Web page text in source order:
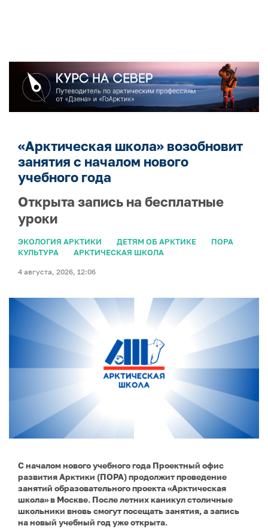
«Арктическая школа» возобновит
занятия с началом нового
учебного года
Открыта запись на бесплатные
уроки
ЭКОЛОГИЯ АРКТИКИ ДЕТЯМ ОБ АРКТИКЕ
ПОРА
КУЛЬТУРА
АРКТИЧЕСКАЯ ШКОЛА
4 августа, 2026, 12:06
С началом нового учебного года Проектный офис
развития Арктики (ПОРА) продолжит проведение
занятий образовательного проекта «Арктическая
школа» в Москве. После летних каникул столичные
школьники вновь смогут посещать занятия, а запись
на новый учебный год уже открыта.